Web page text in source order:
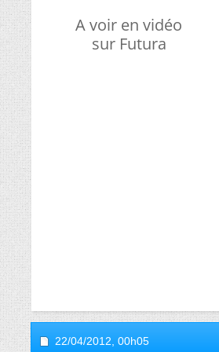
A voir en vidéo
sur Futura
22/04/2012, 00h05